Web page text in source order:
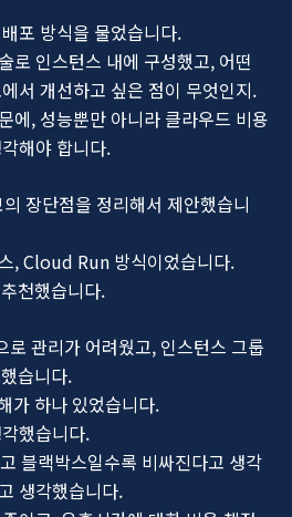
포 방식을 물었습니다.
로 인스턴스 내에 구성했고, 어떤
서 개선하고 싶은 점이 무엇인지.
에, 성능뿐만 아니라 클라우드 비용
해야 합니다.
장단점을 정리해서 제안했습니
, Cloud Run 방식이었습니다.
천했습니다.
로 관리가 어려웠고, 인스턴스 그룹
습니다.
가 하나 있었습니다.
했습니다.
블랙박스일수록 비싸진다고 생각
생각했습니다.